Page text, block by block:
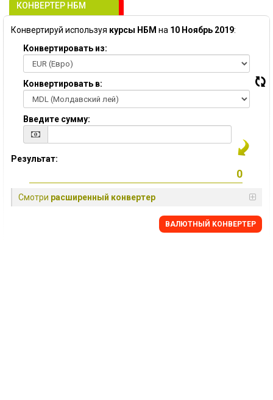
КОНВЕРТЕР НБМ
Конвертируй используя курсы НБМ на 10 Ноябрь 2019:
Конвертировать из:
Конвертировать в:
Введите сумму:
Результат:
Смотри расширенный конвертер
BАЛЮТНЫЙ KОНВЕРТЕР